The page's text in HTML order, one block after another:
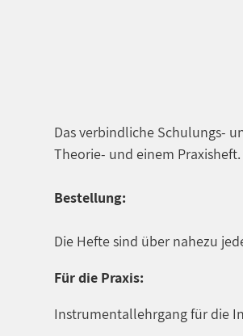
Das verbindliche Schulungs-
Theorie- und einem Praxisheft.
Bestellung:
Die Hefte sind über nahezu
Für die Praxis:
Instrumentallehrgang für die